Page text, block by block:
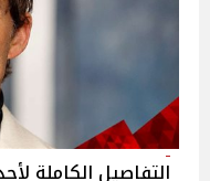
التفاصيل الكاملة